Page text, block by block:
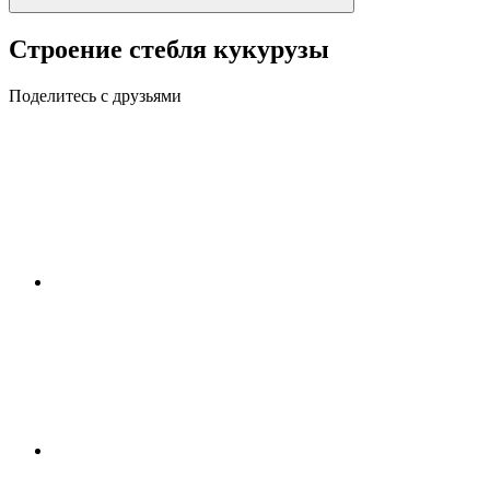
Строение стебля кукурузы
Поделитесь с друзьями